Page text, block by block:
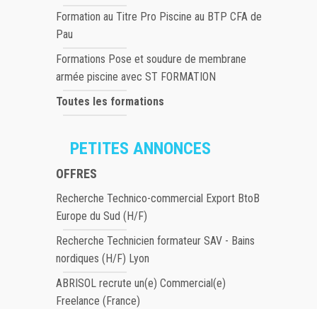
Formation au Titre Pro Piscine au BTP CFA de
Pau
Formations Pose et soudure de membrane
armée piscine avec ST FORMATION
Toutes les formations
PETITES ANNONCES
OFFRES
Recherche Technico-commercial Export BtoB
Europe du Sud (H/F)
Recherche Technicien formateur SAV - Bains
nordiques (H/F) Lyon
ABRISOL recrute un(e) Commercial(e)
Freelance (France)